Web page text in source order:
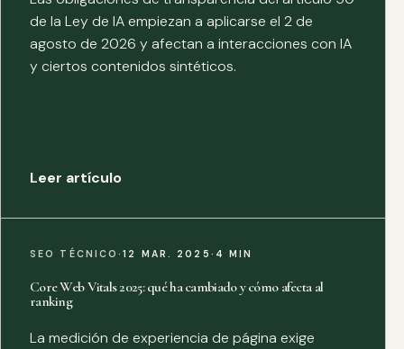
de la Ley de IA empiezan a aplicarse el 2 de
agosto de 2026 y afectan a interacciones con IA
y ciertos contenidos sintéticos.
Leer artículo
SEO TÉCNICO·12 MAR. 2025 · 4 MIN
Core Web Vitals 2025: qué ha cambiado y cómo afecta al
ranking
La medición de experiencia de página exige